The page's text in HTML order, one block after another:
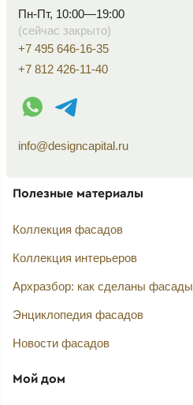
Пн-Пт, 10:00—19:00
(сейчас закрыто)
+7 495 646-16-35
+7 812 426-11-40
WhatsApp контакт
Telegram контакт
info@designcapital.ru
Полезные материалы
Коллекция фасадов
Коллекция интерьеров
Архразбор: как сделаны фасады
Энциклопедия фасадов
Новости фасадов
Мой дом